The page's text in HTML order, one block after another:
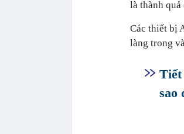
là thành
Các thiết bị
làng trong
Tiết
sao